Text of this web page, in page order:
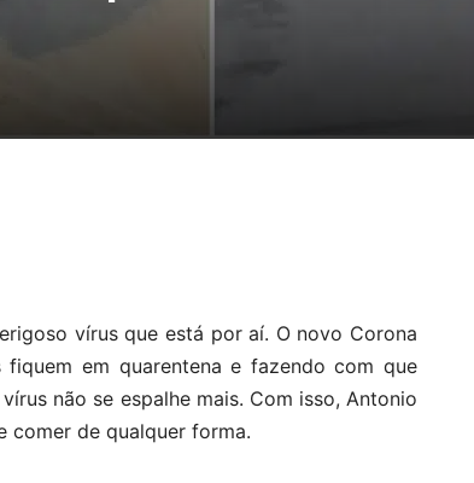
vírus que está por aí. O novo Corona
em quarentena e fazendo com que
não se espalhe mais. Com isso, Antonio
comer de qualquer forma.